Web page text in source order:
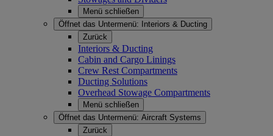
Menü schließen
Öffnet das Untermenü:
Interiors & Ducting
Zurück
Interiors & Ducting
Cabin and Cargo Linings
Crew Rest Compartments
Ducting Solutions
Overhead Stowage Compartments
Menü schließen
Öffnet das Untermenü: Aircraft Systems
Zurück